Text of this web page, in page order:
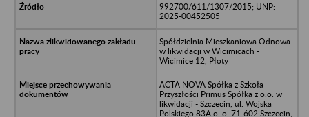
992700/611/1307/2015; UNP:
2025-00452505
Spółdzielnia Mieszkaniowa Odnowa
w likwidacji w Wicimicach -
Wicimice 12, Płoty
ACTA NOVA Spółka z Szkoła
Przyszłości Primus Spółka z o.o. w
likwidacji - Szczecin, ul. Wojska
Polskiego 83A o. o. 71-602 Szczecin,